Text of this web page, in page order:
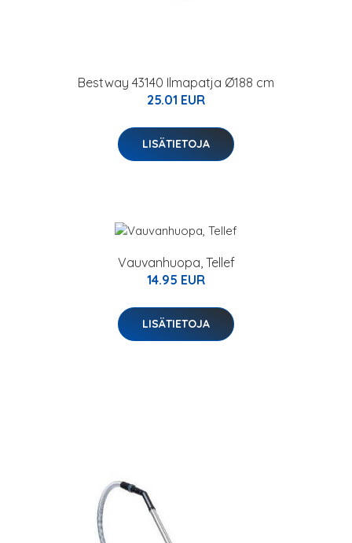
Bestway 43140 Ilmapatja Ø188 cm
25.01 EUR
LISÄTIETOJA
Vauvanhuopa, Tellef
14.95 EUR
LISÄTIETOJA